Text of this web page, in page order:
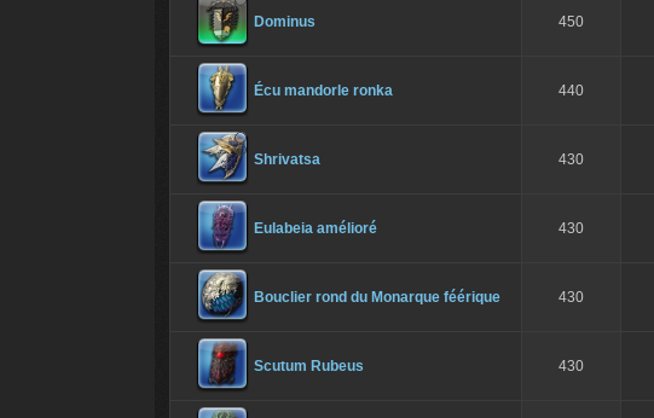
Dominus 450
Écu mandorle ronka 440
Shrivatsa 430
Eulabeia amélioré 430
Bouclier rond du Monarque féérique 430
Scutum Rubeus 430